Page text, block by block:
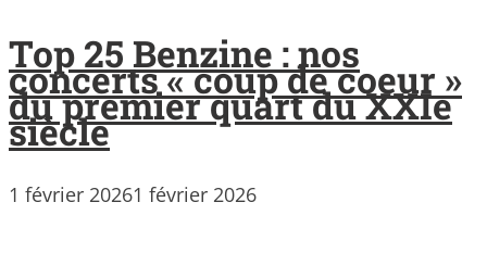
Top 25 Benzine : nos
concerts « coup de coeur »
du premier quart du XXIe
siècle
1 février 20261 février 2026